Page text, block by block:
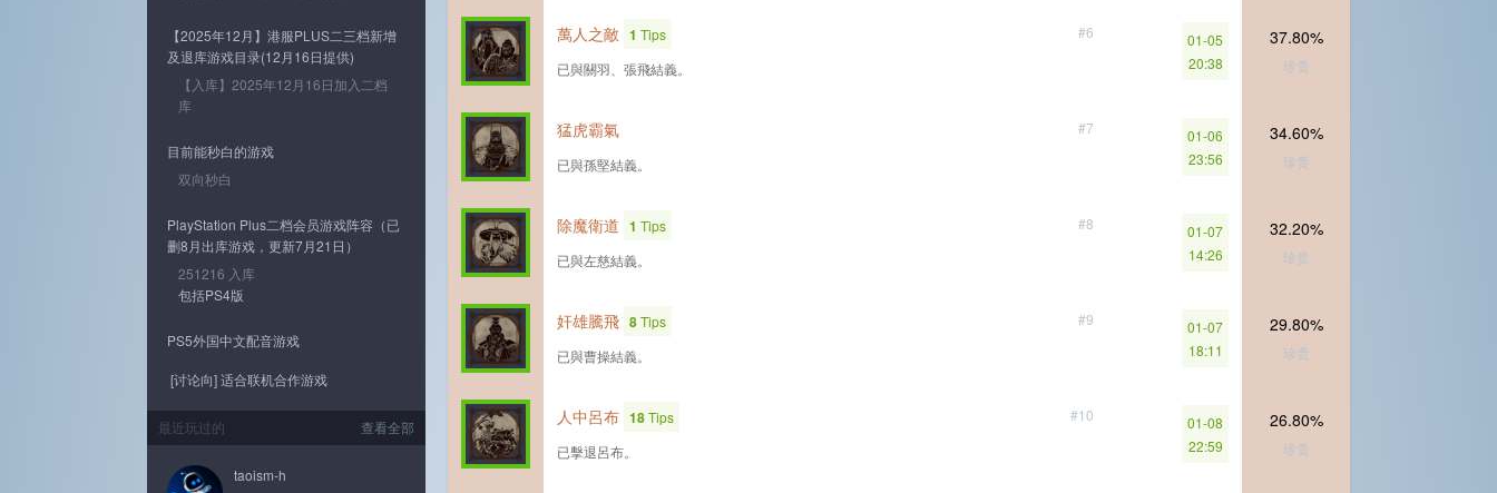
#6
萬人之敵 1 Tips
已與關羽、張飛結義。
01-05
20:38
37.80%
珍贵
#7
猛虎霸氣
已與孫堅結義。
01-06
23:56
34.60%
珍贵
#8
除魔衛道 1 Tips
已與左慈結義。
01-07
14:26
32.20%
珍贵
#9
奸雄騰飛 8Tips
已與曹操結義。
01-07
18:11
29.80%
珍贵
#10
人中呂布 18Tips
已擊退呂布。
01-08
22:59
26.80%
珍贵
【2025年12月】港服PLUS二三档新增
及退库游戏目录(12月16日提供)
【入库】2025年12月16日加入二档
库
目前能秒白的游戏
双向秒白
PlayStation Plus二档会员游戏阵容（已
删8月出库游戏，更新7月21日）
251216 入库
包括PS4版
PS5外国中文配音游戏
[讨论向] 适合联机合作游戏
查看全部
最近玩过的
taoism-h